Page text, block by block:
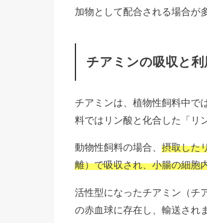
加物として配合される場合が
チアミンの吸収と利
チアミンは、植物性飼料中で
料ではリン酸と化合した「リ
動物性飼料の場合、 摂取した
離）で吸収され、小腸の細胞
活性型になったチアミン（チ
の赤血球に存在し、輸送され